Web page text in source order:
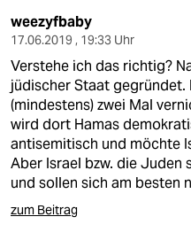
weezyfbaby
17.06.2019 , 19:33 Uhr
Verstehe ich das richtig?
jüdischer Staat gegründet.
(mindestens) zwei Mal
wird dort Hamas
antisemitisch und möchte
Aber Israel bzw. die Juden
und sollen sich am besten
zum Beitrag